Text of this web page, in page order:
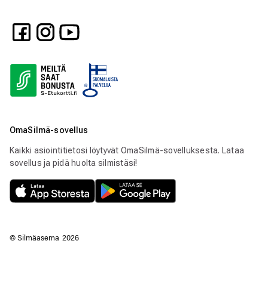
OmaSilmä-sovellus
Kaikki asiointitietosi löytyvät OmaSilmä-sovelluksesta. Lataa
sovellus ja pidä huolta silmistäsi!
© Silmäasema 2026